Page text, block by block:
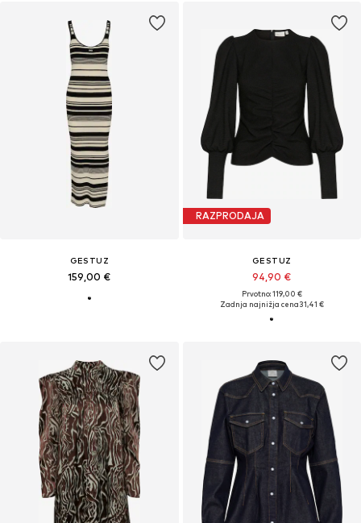
GESTUZ
159,00 €
RAZPRODAJA
GESTUZ
94,90 €
Prvotno: 119,00 €
Zadnja najnižja cena31,41 €